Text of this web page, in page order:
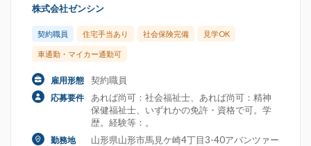
株式会社ゼンシン
契約職員 住宅手当あり 社会保険完備 見学OK
車通勤・マイカー通勤可
雇用形態 契約職員
応募要件
あれば尚可：社会福祉士、あれば尚可：精神
保健福祉士、いずれかの免許・資格で可。学
歴。経験等：。
勤務地
山形県山形市馬見ケ崎4丁目3-40アバンツァー